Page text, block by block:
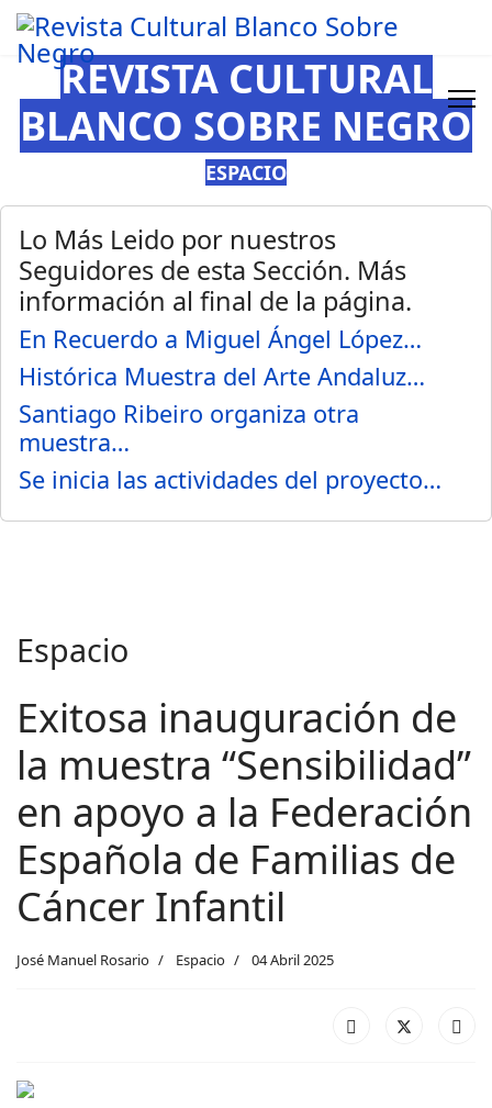
REVISTA CULTURAL
BLANCO SOBRE NEGRO
ESPACIO
Lo Más Leido por nuestros
Seguidores de esta Sección. Más
información al final de la página.
En Recuerdo a Miguel Ángel López…
Histórica Muestra del Arte Andaluz…
Santiago Ribeiro organiza otra
muestra…
Se inicia las actividades del proyecto…
Espacio
Exitosa inauguración de
la muestra “Sensibilidad”
en apoyo a la Federación
Española de Familias de
Cáncer Infantil
José Manuel Rosario Espacio 04 Abril 2025